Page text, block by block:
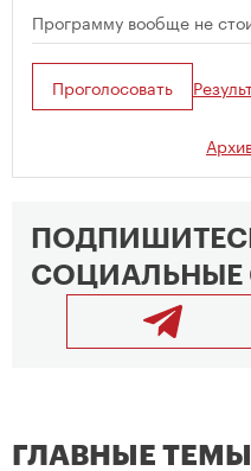
Программу вообще не
Проголосовать
СОЦИАЛЬНЫЕ
ГЛАВНЫЕ